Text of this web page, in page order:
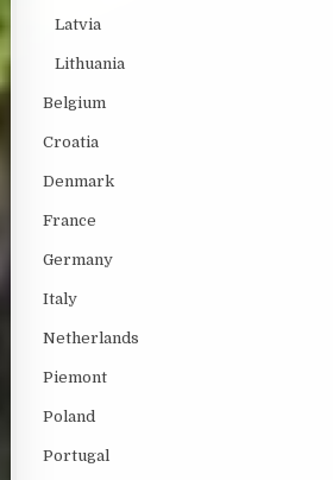
Latvia
Lithuania
Belgium
Croatia
Denmark
France
Germany
Italy
Netherlands
Piemont
Poland
Portugal